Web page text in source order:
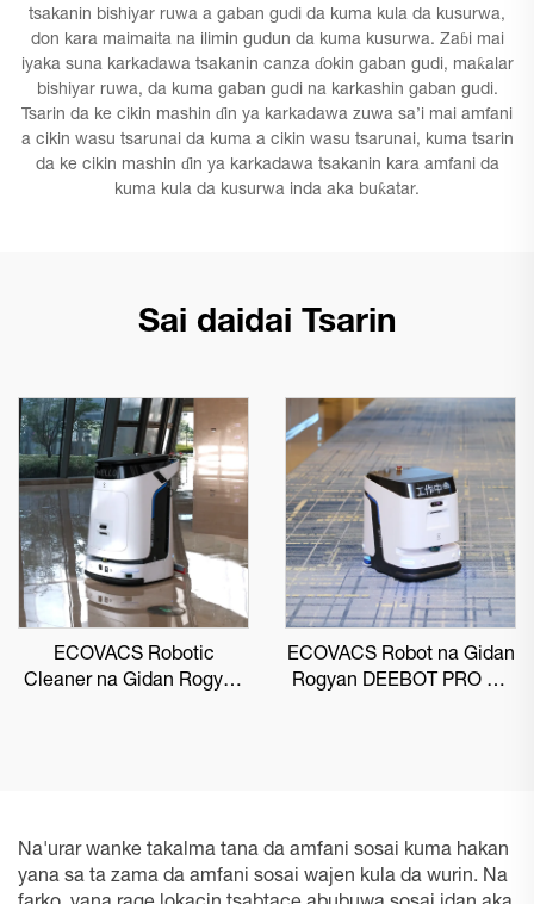
tsakanin bishiyar ruwa a gaban gudi da kuma kula da kusurwa,
don kara maimaita na ilimin gudun da kuma kusurwa. Zaɓi mai
iyaka suna karkadawa tsakanin canza ɗokin gaban gudi, maƙalar
bishiyar ruwa, da kuma gaban gudi na karkashin gaban gudi.
Tsarin da ke cikin mashin ɗin ya karkadawa zuwa sa’i mai amfani
a cikin wasu tsarunai da kuma a cikin wasu tsarunai, kuma tsarin
da ke cikin mashin ɗin ya karkadawa tsakanin kara amfani da
kuma kula da kusurwa inda aka buƙatar.
Sai daidai Tsarin
ECOVACS Robotic
Cleaner na Gidan Rogyan
ECOVACS Robot na Gidan
Rogyan DEEBOT PRO K1
Na'urar wanke takalma tana da amfani sosai kuma hakan
yana sa ta zama da amfani sosai wajen kula da wurin. Na